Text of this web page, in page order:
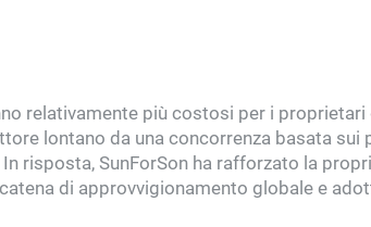
relativamente più costosi per i proprietari
lontano da una concorrenza basata sui
risposta, SunForSon ha rafforzato la
di approvvigionamento globale e